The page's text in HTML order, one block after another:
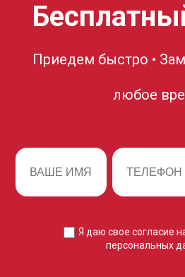
Приедем быстро •
любое
Я даю свое согласие
персональных